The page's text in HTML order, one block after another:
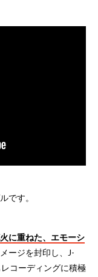
です。
に重ねた、エモーシ
ージを封印し、J-
コーディングに積極